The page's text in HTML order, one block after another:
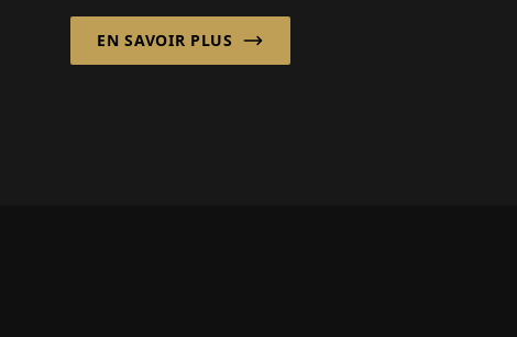
tension
le pays et en tant
qu'entreprise artisanale
EN SAVOIR PLUS